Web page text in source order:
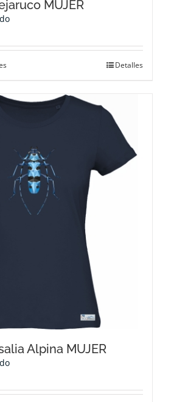
MUJER
múltiples
se
pueden
elegir
en
la
página
Detalles
Alpina MUJER